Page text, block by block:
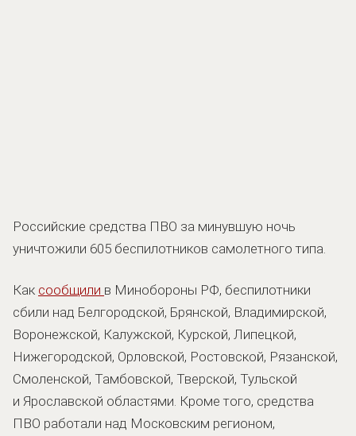
Российские средства ПВО за минувшую ночь
уничтожили 605 беспилотников самолетного типа.
Как сообщили в Минобороны РФ, беспилотники
сбили над Белгородской, Брянской, Владимирской,
Воронежской, Калужской, Курской, Липецкой,
Нижегородской, Орловской, Ростовской, Рязанской,
Смоленской, Тамбовской, Тверской, Тульской
и Ярославской областями. Кроме того, средства
ПВО работали над Московским регионом,